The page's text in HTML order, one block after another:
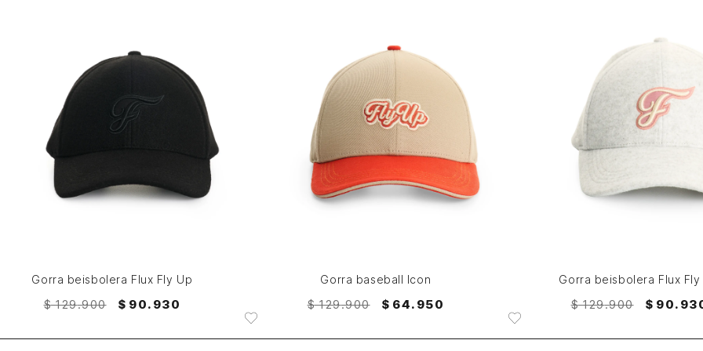
Gorra beisbolera Flux Fly Up
$ 129.900 $ 90. 930
Gorra baseball Icon
$ 129.900 $ 64. 950
Gorra beisbolera Flux Fly
$ 129.900 $ 90.